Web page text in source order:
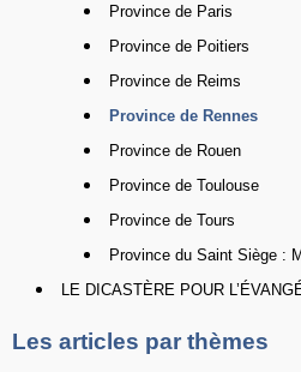
Province de Paris
Province de Poitiers
Province de Reims
Province de Rennes
Province de Rouen
Province de Toulouse
Province de Tours
Province du Saint Siège :
LE DICASTÈRE POUR
Les articles par thèmes